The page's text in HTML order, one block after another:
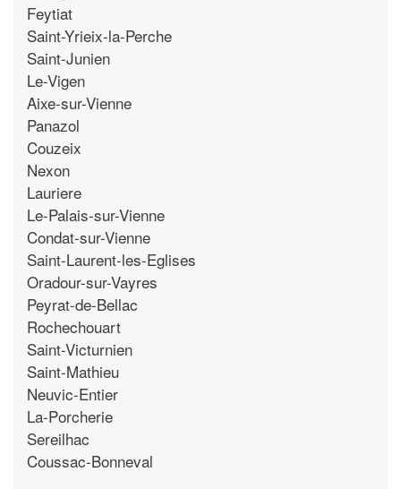
Feytiat
Saint-Yrieix-la-Perche
Saint-Junien
Le-Vigen
Aixe-sur-Vienne
Panazol
Couzeix
Nexon
Lauriere
Le-Palais-sur-Vienne
Condat-sur-Vienne
Saint-Laurent-les-Eglises
Oradour-sur-Vayres
Peyrat-de-Bellac
Rochechouart
Saint-Victurnien
Saint-Mathieu
Neuvic-Entier
La-Porcherie
Sereilhac
Coussac-Bonneval